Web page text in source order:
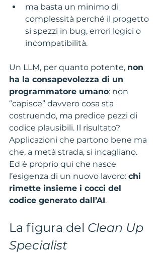
ma basta un minimo di
complessità perché il progetto
si spezzi in bug, errori logici o
incompatibilità.
Un LLM, per quanto potente, non
ha la consapevolezza di un
programmatore umano: non
“capisce” davvero cosa sta
costruendo, ma predice pezzi di
codice plausibili. Il risultato?
Applicazioni che partono bene ma
che, a metà strada, si incagliano.
Ed è proprio qui che nasce
l’esigenza di un nuovo lavoro: chi
rimette insieme i cocci del
codice generato dall’AI.
La figura del Clean Up
Specialist